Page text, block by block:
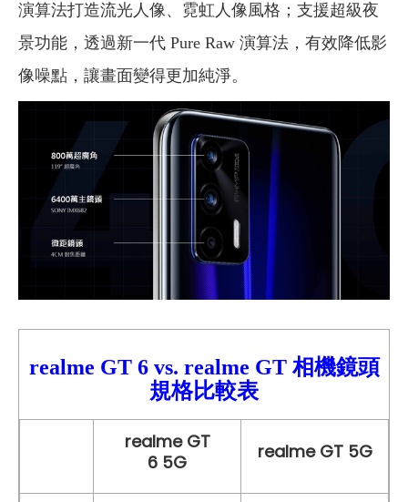
演算法打造流光人像、霓虹人像風格；支援超級夜
景功能，透過新一代 Pure Raw 演算法，有效降低影
像噪點，讓畫面變得更加純淨。
realme GT 6 vs. realme GT相機鏡頭
規格比較表
realme GT
6 5G
realme GT 5G